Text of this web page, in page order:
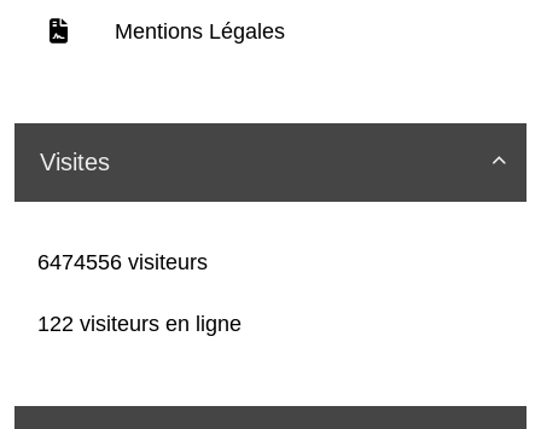
Mentions Légales

Visites
6474556 visiteurs
122 visiteurs en ligne